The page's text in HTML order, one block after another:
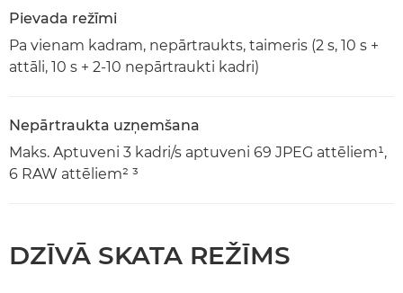
Pievada režīmi
Pa vienam kadram, nepārtraukts, taimeris (2 s, 10 s +
attāli, 10 s + 2-10 nepārtraukti kadri)
Nepārtraukta uzņemšana
Maks. Aptuveni 3 kadri/s aptuveni 69 JPEG attēliem¹,
6 RAW attēliem² ³
DZĪVĀ SKATA REŽĪMS